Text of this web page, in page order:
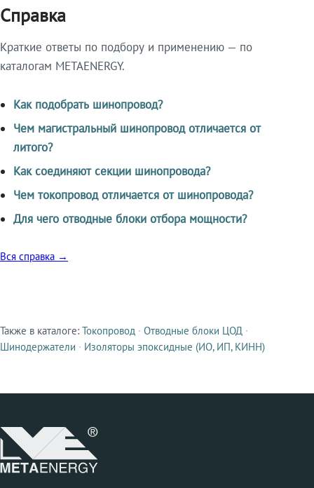
Справка
Краткие ответы по подбору и применению — по
каталогам METAENERGY.
Как подобрать шинопровод?
Чем магистральный шинопровод отличается от
литого?
Как соединяют секции шинопровода?
Чем токопровод отличается от шинопровода?
Для чего отводные блоки отбора мощности?
Вся справка →
Смежные продукты
Также в каталоге: Токопровод · Отводные блоки ЦОД ·
Шинодержатели · Изоляторы эпоксидные (ИО, ИП, КИНН)